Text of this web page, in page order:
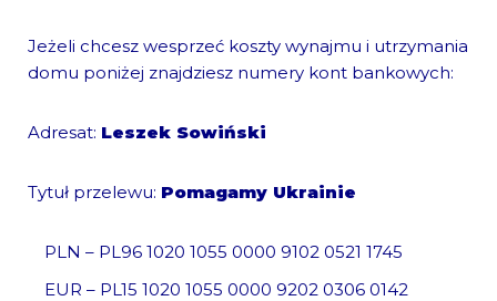
Jeżeli chcesz wesprzeć koszty wynajmu i utrzymania
domu poniżej znajdziesz numery kont bankowych:
Adresat: Leszek Sowiński
Tytuł przelewu: Pomagamy Ukrainie
PLN – PL96 1020 1055 0000 9102 0521 1745
EUR – PL15 1020 1055 0000 9202 0306 0142